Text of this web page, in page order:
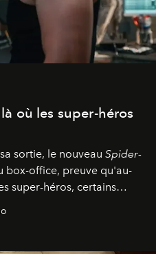
où les super-héros
sortie, le nouveau Spider-
box-office, preuve qu'au-
super-héros, certains
une ferveur intacte.